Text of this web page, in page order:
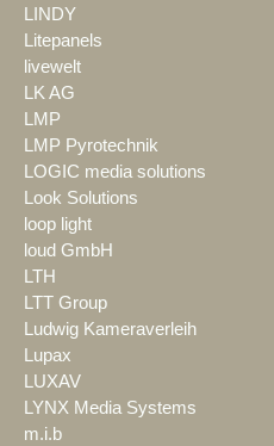
LINDY
Litepanels
livewelt
LK AG
LMP
LMP Pyrotechnik
LOGIC media solutions
Look Solutions
loop light
loud GmbH
LTH
LTT Group
Ludwig Kameraverleih
Lupax
LUXAV
LYNX Media Systems
m.i.b